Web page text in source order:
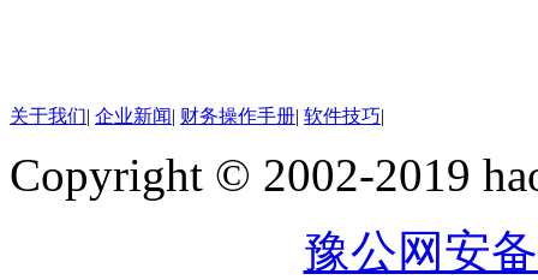
关于我们| 企业新闻| 财务操作手册| 软件技巧|
Copyright © 2002-2019
豫公网安